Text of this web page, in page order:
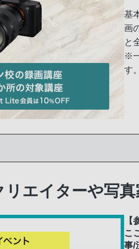
基
画
と
※
す。
リエイターや写
こ
事/